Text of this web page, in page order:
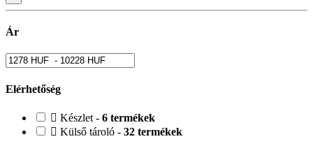
Ár
Elérhetőség
Készlet - 6 termékek
Külső tároló - 32 termékek